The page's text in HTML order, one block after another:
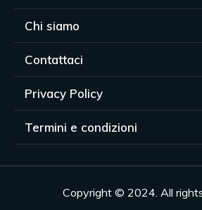
Chi siamo
Contattaci
Privacy Policy
Termini e condizioni
Copyright © 2024. All